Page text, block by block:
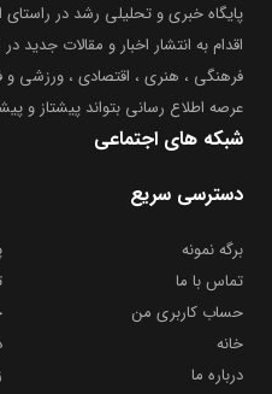
00:31
6
۱۳ آبان ۱۴۰۲
کلیپ و
7
کلیپ
پایگاه خبری و تحلیلی رشد در راستای
اقدام به انتشار اخبار و مقالات
فرهنگی ، هنری ، اقتصادی ، ورزشی و
عرصه اطلاع رسانی بتواند پیشتاز و
شبکه های اجتماعی
دسترسی سریع
برگه نمونه
تماس با ما
حساب کاربری من
خانه
درباره ما